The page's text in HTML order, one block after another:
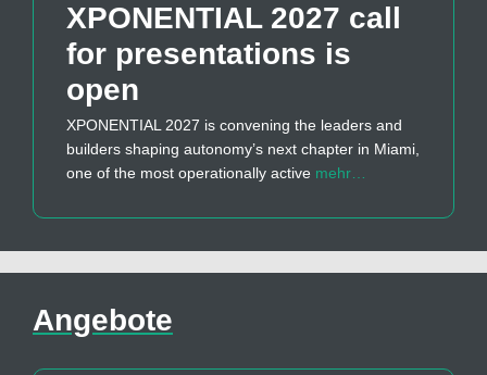
XPONENTIAL 2027 call
for presentations is
open
XPONENTIAL 2027 is convening the leaders and
builders shaping autonomy’s next chapter in Miami,
one of the most operationally active mehr…
Angebote